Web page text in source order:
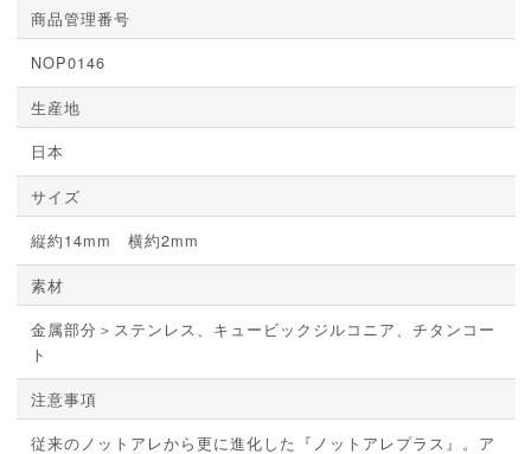
商品管理番号
NOP0146
生産地
日本
サイズ
縦約14mm 横約2mm
素材
金属部分＞ステンレス、キュービックジルコニア、チタンコー
ト
注意事項
従来のノットアレから更に進化した『ノットアレプラス』。ア